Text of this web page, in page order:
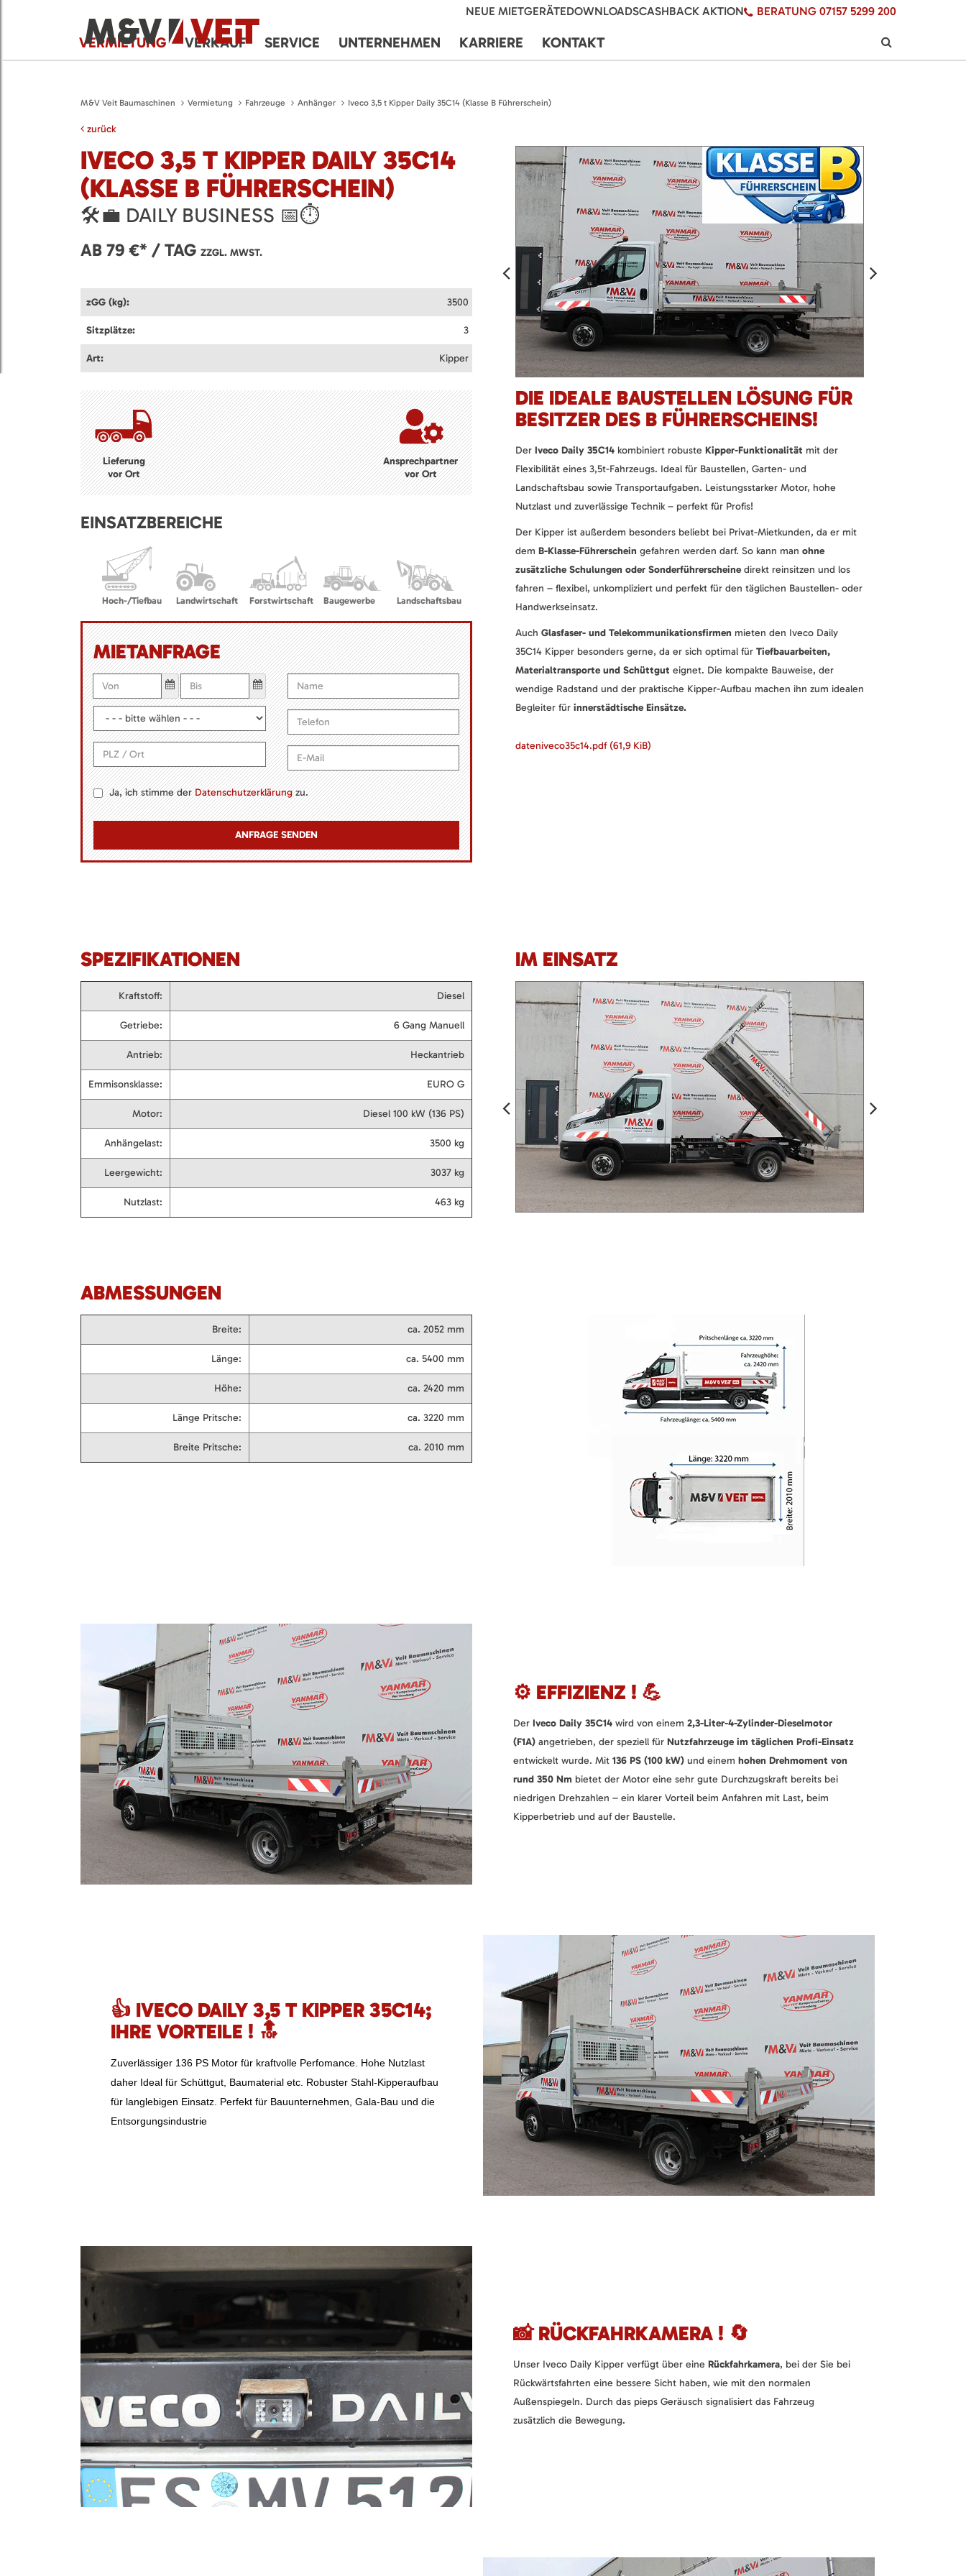
NEUE MIETGERÄTEDOWNLOADSCASHBACK AKTION BERATUNG 07157 5299 200
VERMIETUNG VERKAUF SERVICE UNTERNEHMEN KARRIERE KONTAKT
M&V Veit Baumaschinen Vermietung Fahrzeuge Anhänger Iveco 3,5 t Kipper Daily 35C14 (Klasse B Führerschein)
zurück
IVECO 3,5 T KIPPER DAILY 35C14
(KLASSE B FÜHRERSCHEIN)
🛠️💼 DAILY BUSINESS 📅⏱️
AB 79 €* / TAG ZZGL. MWST.
zGG (kg): 3500
Sitzplätze: 3
Art: Kipper
Lieferung
vor Ort
Ansprechpartner
vor Ort
EINSATZBEREICHE
Hoch-/Tiefbau Landwirtschaft Forstwirtschaft Baugewerbe Landschaftsbau
MIETANFRAGE
Ja, ich stimme derDatenschutzerklärungzu.
DIE IDEALE BAUSTELLEN LÖSUNG FÜR
BESITZER DES B FÜHRERSCHEINS!
Der Iveco Daily 35C14 kombiniert robuste Kipper-Funktionalität mit der
Flexibilität eines 3,5t-Fahrzeugs. Ideal für Baustellen, Garten- und
Landschaftsbau sowie Transportaufgaben. Leistungsstarker Motor, hohe
Nutzlast und zuverlässige Technik – perfekt für Profis!
Der Kipper ist außerdem besonders beliebt bei Privat-Mietkunden, da er mit
dem B-Klasse-Führerschein gefahren werden darf. So kann man ohne
zusätzliche Schulungen oder Sonderführerscheinedirekt reinsitzen und los
fahren – flexibel, unkompliziert und perfekt für den täglichen Baustellen- oder
Handwerkseinsatz.
Auch Glasfaser- und Telekommunikationsfirmen mieten den Iveco Daily
35C14 Kipper besonders gerne, da er sich optimal für Tiefbauarbeiten,
Materialtransporte und Schüttgut eignet. Die kompakte Bauweise, der
wendige Radstand und der praktische Kipper-Aufbau machen ihn zum idealen
Begleiter für innerstädtische Einsätze.
dateniveco35c14.pdf (61,9 KiB)
SPEZIFIKATIONEN
Kraftstoff: Diesel
Getriebe: 6 Gang Manuell
Antrieb: Heckantrieb
Emmisonsklasse: EURO G
Motor: Diesel 100 kW (136 PS)
Anhängelast: 3500 kg
Leergewicht: 3037 kg
Nutzlast: 463 kg
IM EINSATZ
ABMESSUNGEN
Breite: ca. 2052 mm
Länge: ca. 5400 mm
Höhe: ca. 2420 mm
Länge Pritsche: ca. 3220 mm
Breite Pritsche: ca. 2010 mm
⚙️ EFFIZIENZ ! 💪
Der Iveco Daily 35C14 wird von einem 2,3-Liter-4-Zylinder-Dieselmotor
(F1A) angetrieben, der speziell für Nutzfahrzeuge im täglichen Profi-Einsatz
entwickelt wurde. Mit 136 PS (100 kW) und einem hohen Drehmoment von
rund 350 Nm bietet der Motor eine sehr gute Durchzugskraft bereits bei
niedrigen Drehzahlen – ein klarer Vorteil beim Anfahren mit Last, beim
Kipperbetrieb und auf der Baustelle.
👍 IVECO DAILY 3,5 T KIPPER 35C14;
IHRE VORTEILE ! 🔝
Zuverlässiger 136 PS Motor für kraftvolle Perfomance. Hohe Nutzlast
daher Ideal für Schüttgut, Baumaterial etc. Robuster Stahl-Kipperaufbau
für langlebigen Einsatz. Perfekt für Bauunternehmen, Gala-Bau und die
Entsorgungsindustrie
📸 RÜCKFAHRKAMERA ! 🔄
Unser Iveco Daily Kipper verfügt über eine Rückfahrkamera, bei der Sie bei
Rückwärtsfahrten eine bessere Sicht haben, wie mit den normalen
Außenspiegeln. Durch das pieps Geräusch signalisiert das Fahrzeug
zusätzlich die Bewegung.